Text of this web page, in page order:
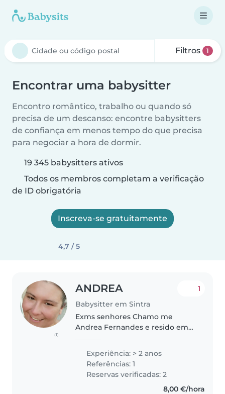
Filtros 1
Encontrar uma babysitter
Encontro romântico, trabalho ou quando só
precisa de um descanso: encontre babysitters
de confiança em menos tempo do que precisa
para negociar a hora de dormir.
19 345 babysitters ativos
Todos os membros completam a verificação
de ID obrigatória
Inscreva-se gratuitamente
4,7 / 5
(1)
ANDREA
Babysitter em Sintra
1
Exms senhores Chamo me
Andrea Fernandes e resido em
sobretudo atenciosa Considero
me uma pessoa dinamica,bem
disposta e educada e tenho boa
interacção..
Experiência: > 2 anos
Referências: 1
Reservas verificadas: 2
8,00 €/hora